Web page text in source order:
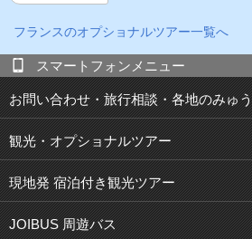
フランスのオプショナルツアー一覧へ
スマートフォンメニュー
お問い合わせ・旅行相談・各地のみゅう
観光・オプショナルツアー
現地発 宿泊付き観光ツアー
JOIBUS 周遊バス